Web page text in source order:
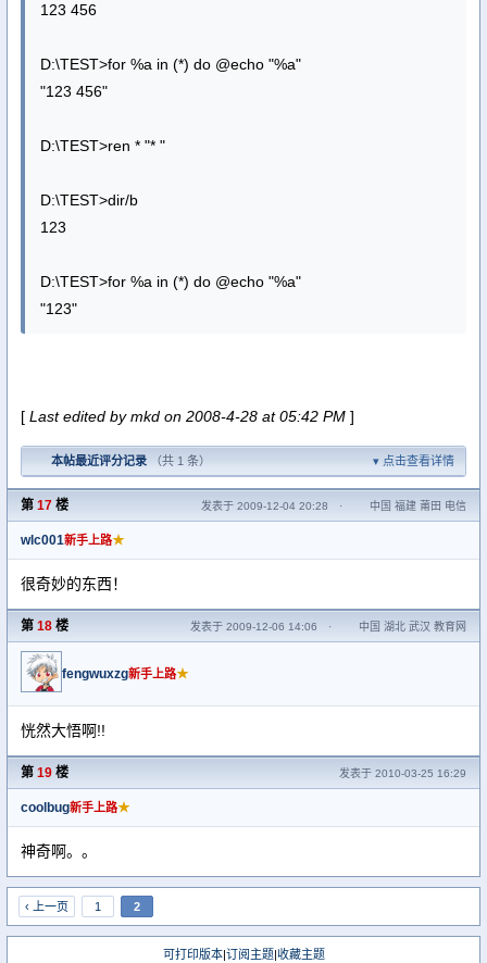
123 456
D:\TEST>for %a in (*) do @echo "%a"
"123 456"
D:\TEST>ren * "* "
D:\TEST>dir/b
123
D:\TEST>for %a in (*) do @echo "%a"
"123"
[ Last edited by mkd on 2008-4-28 at 05:42 PM ]
本帖最近评分记录 （共 1 条） 点击查看详情
第 17 楼 发表于 2009-12-04 20:28 · 中国 福建 莆田 电信
wlc001新手上路★
很奇妙的东西！
第 18 楼 发表于 2009-12-06 14:06 · 中国 湖北 武汉 教育网
fengwuxzg新手上路★
恍然大悟啊!!
第 19 楼 发表于 2010-03-25 16:29
coolbug新手上路★
神奇啊。。
‹ 上一页 1 2
可打印版本|订阅主题|收藏主题